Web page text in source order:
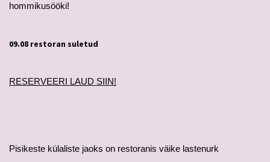
hommikusööki!
09.08 restoran suletud
RESERVEERI LAUD SIIN!
Pisikeste külaliste jaoks on restoranis väike lastenurk